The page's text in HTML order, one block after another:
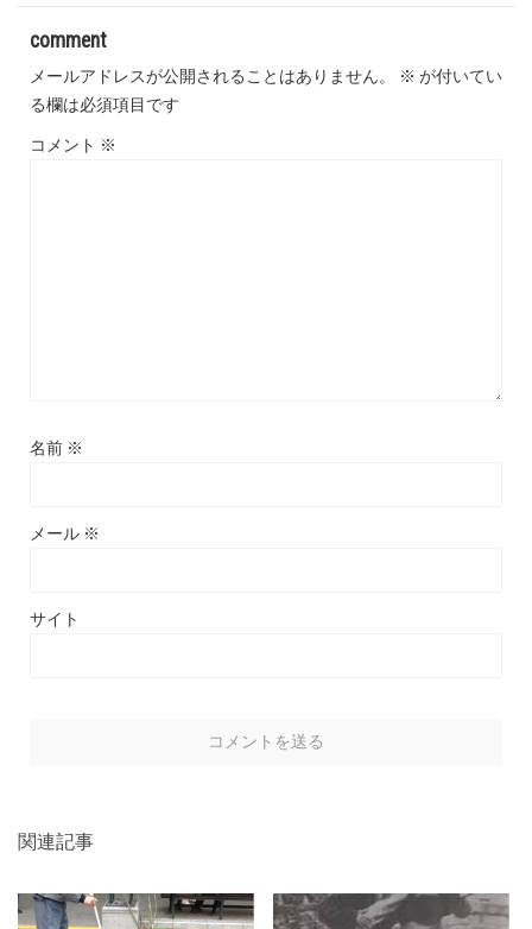
comment
メールアドレスが公開されることはありません。 ※ が付いてい
る欄は必須項目です
コメント ※
名前 ※
メール ※
サイト
関連記事